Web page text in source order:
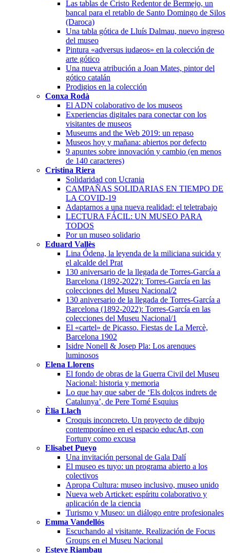
Las tablas de Cristo Redentor de Bermejo, un
bancal para el retablo de Santo Domingo de Silos
(Daroca)
Una tabla gótica de Lluís Dalmau, nuevo ingreso
del museo
Pintura «adversus iudaeos» en la colección de
arte gótico
Una nueva atribución a Joan Mates, pintor del
gótico catalán
Prodigios en la colección
Conxa Rodà
El ADN colaborativo de los museos
Experiencias digitales para conectar con los
visitantes de museos
Museums and the Web 2019: un repaso
Museos hoy y mañana: abiertos por defecto
9 apuntes sobre innovación y cambio (en menos
de 140 caracteres)
Cristina Riera
Solidaridad con Ucrania
CAMPAÑAS SOLIDARIAS EN TIEMPO DE
LA COVID-19
Adaptarnos a una nueva realidad: el teletrabajo
LECTURA FÁCIL: UN MUSEO PARA
TODOS
Por un museo solidario
Eduard Vallès
Lina Ódena, la leyenda de la miliciana suicida y
el alcalde del Prat
130 aniversario de la llegada de Torres-García a
Barcelona (1892-2022): Torres-García en las
colecciones del Museu Nacional/2
130 aniversario de la llegada de Torres-García a
Barcelona (1892-2022): Torres-García en las
colecciones del Museu Nacional/1
El «cartel» de Picasso. Fiestas de La Mercè,
Barcelona 1902
Isidre Nonell & Josep Pla: Los arenques
luminosos
Elena Llorens
El fondo de obras de la Guerra Civil del Museu
Nacional: historia y memoria
Lo que hay que saber de ‘Els dolços indrets de
Catalunya’, de Pere Torné Esquius
Èlia Llach
Croquis inconcreto. Un proyecto de dibujo
contemporáneo en el espacio educArt, con
Fortuny como excusa
Elisabet Pueyo
Una invitación personal de Gala Dalí
El museo es tuyo: un programa abierto a los
colectivos
Apropa Cultura: museo inclusivo, museo unido
Nueva web Articket: espíritu colaborativo y
aplicación de la ciencia
Turismo y Museo: un diálogo entre profesionales
Emma Vandellós
Escuchando al visitante. Realización de Focus
Groups en el Museu Nacional
Esteve Riambau